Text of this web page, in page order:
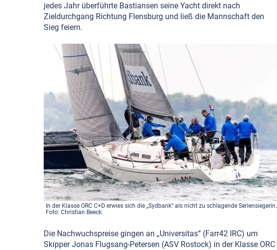
jedes Jahr überführte Bastiansen seine Yacht direkt nach
Zieldurchgang Richtung Flensburg und ließ die Mannschaft den
Sieg feiern.
In der Klasse ORC C+D erwies sich die „Sydbank“ als nicht zu schlagende Seriensiegerin.
Foto: Christian Beeck
Die Nachwuchspreise gingen an „Universitas“ (Farr42 IRC) um
Skipper Jonas Flugsang-Petersen (ASV Rostock) in der Klasse ORC